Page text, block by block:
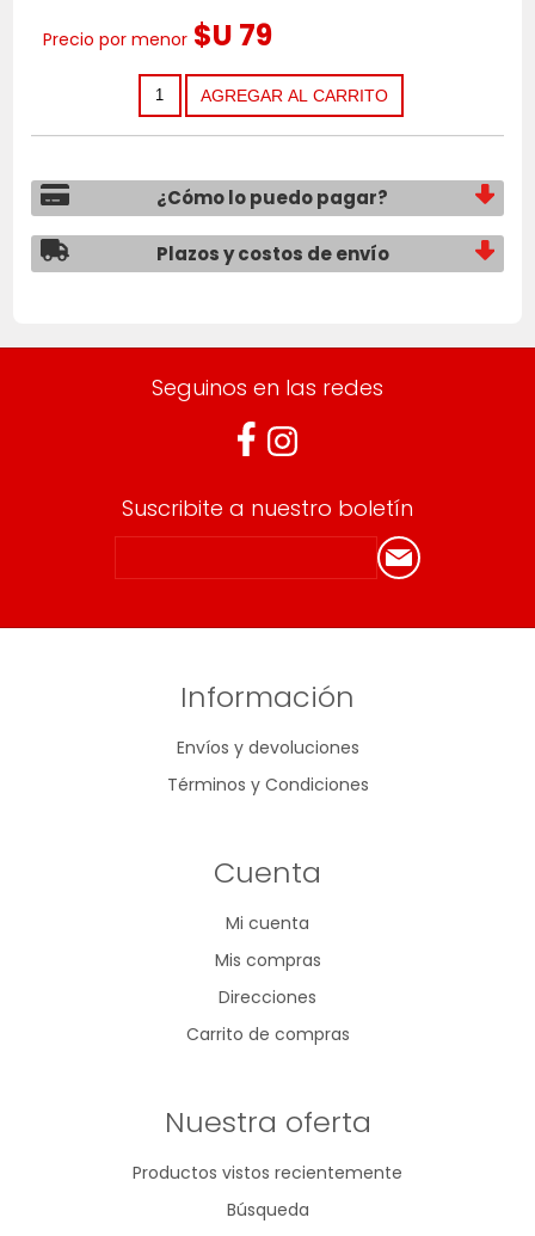
Precio por menor $U 79
¿Cómo lo puedo pagar?
Plazos y costos de envío
Seguinos en las redes
Suscribite a nuestro boletín
Información
Envíos y devoluciones
Términos y Condiciones
Cuenta
Mi cuenta
Mis compras
Direcciones
Carrito de compras
Nuestra oferta
Productos vistos recientemente
Búsqueda